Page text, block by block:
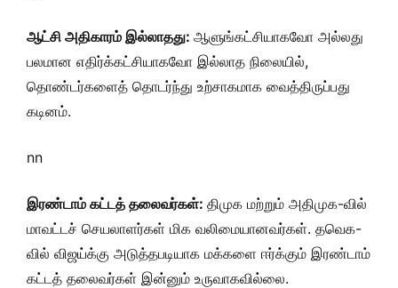
ஆட்சி அதிகாரம் இல்லாதது: ஆளுங்கட்சியாகவோ அல்லது
பலமான எதிர்க்கட்சியாகவோ இல்லாத நிலையில்,
தொண்டர்களைத் தொடர்ந்து உற்சாகமாக வைத்திருப்பது
கடினம்.
nn
இரண்டாம் கட்டத் தலைவர்கள்: திமுக மற்றும் அதிமுக-வில்
மாவட்டச் செயலாளர்கள் மிக வலிமையானவர்கள். தவெக-
வில் விஜய்க்கு அடுத்தபடியாக மக்களை ஈர்க்கும் இரண்டாம்
கட்டத் தலைவர்கள் இன்னும் உருவாகவில்லை.